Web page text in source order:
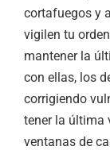
cortafuegos y
vigilen tu
mantener la
con ellas, los
corrigiendo
tener la última
ventanas de